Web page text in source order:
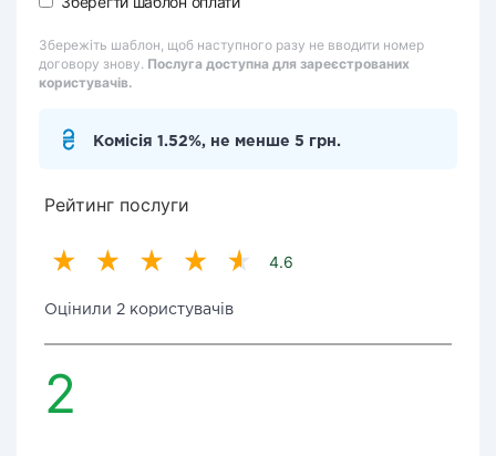
Збережіть шаблон, щоб наступного разу не вводити номер
договору знову. Послуга доступна для зареєстрованих
користувачів.
Комісія 1.52%, не менше 5 грн.
Рейтинг послуги
4.6
Оцінили 2 користувачів
2